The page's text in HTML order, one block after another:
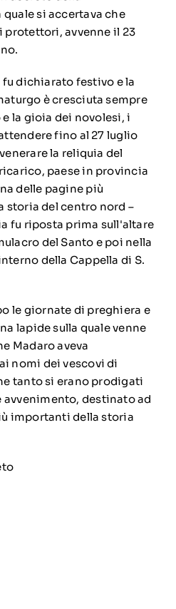
si accertava che
protettori, avvenne il 23
fu dichiarato festivo e la
è cresciuta sempre
la gioia dei novolesi, i
fino al 27 luglio
la reliquia del
paese in provincia
delle pagine più
storia del centro nord –
fu riposta prima sull'altare
del Santo e poi nella
della Cappella di S.
le giornate di preghiera e
lapide sulla quale venne
Madaro aveva
nomi dei vescovi di
tanto si erano prodigati
destinato ad
importanti della storia